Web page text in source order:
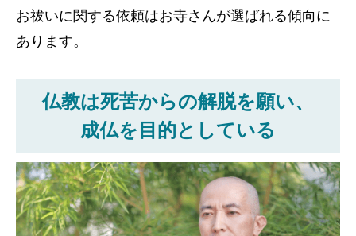
お祓いに関する依頼はお寺さんが選ばれる傾向に
あります。
仏教は死苦からの解脱を願い、
成仏を目的としている